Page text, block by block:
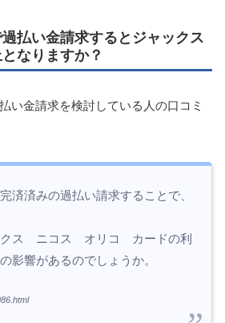
払い金請求するとジャックス
なりますか？
い金請求を検討している人の口コミ
済みの過払い請求することで、
クス ニコス オリコ カードの利
影響があるのでしょうか。